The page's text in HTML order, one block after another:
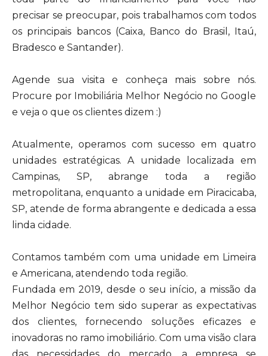
precisar se preocupar, pois trabalhamos com todos
os principais bancos (Caixa, Banco do Brasil, Itaú,
Bradesco e Santander).
Agende sua visita e conheça mais sobre nós.
Procure por Imobiliária Melhor Negócio no Google
e veja o que os clientes dizem :)
Atualmente, operamos com sucesso em quatro
unidades estratégicas. A unidade localizada em
Campinas, SP, abrange toda a região
metropolitana, enquanto a unidade em Piracicaba,
SP, atende de forma abrangente e dedicada a essa
linda cidade.
Contamos também com uma unidade em Limeira
e Americana, atendendo toda região.
Fundada em 2019, desde o seu início, a missão da
Melhor Negócio tem sido superar as expectativas
dos clientes, fornecendo soluções eficazes e
inovadoras no ramo imobiliário. Com uma visão clara